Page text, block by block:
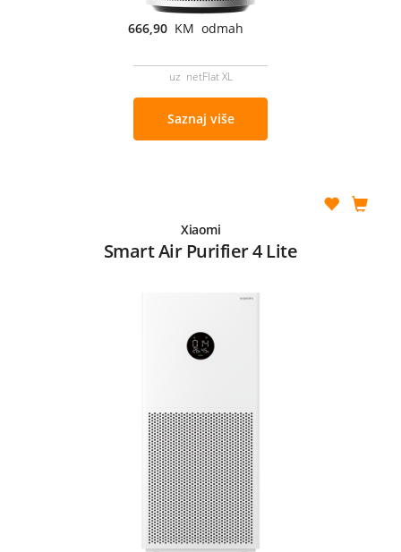
666,90 KM odmah
uz netFlat XL
Saznaj više
Xiaomi
Smart Air Purifier 4 Lite